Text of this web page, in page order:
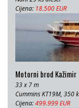
Cijena: 18.500 EUR
Motorni brod Kažimir
33 x 7 m
Cummins KT19M, 350
Cijena:499.999 EUR